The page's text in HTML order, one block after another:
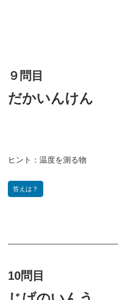
９問目
だかいんけん
ヒント：温度を測る物
答えは？
10問目